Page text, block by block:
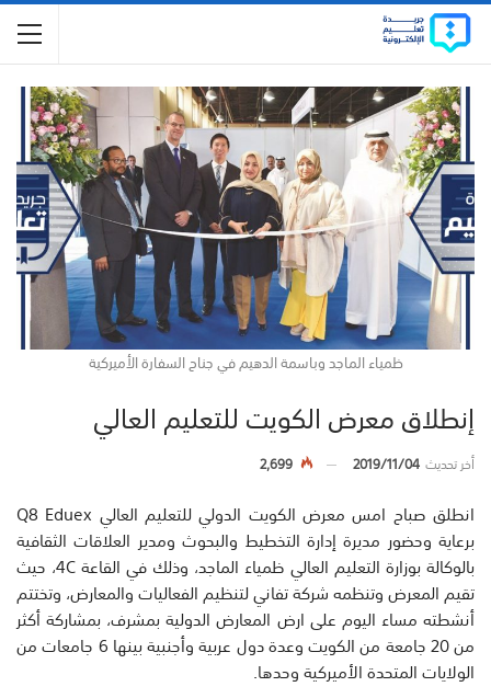
ظمياء الماجد وباسمة الدهيم في جناح السفارة الأميركية
إنطلاق معرض الكويت للتعليم العالي
أخر تحديث2019/11/04
2,699
انطلق صباح امس معرض الكويت الدولي للتعليم العالي Q8 Eduex
برعاية وحضور مديرة إدارة التخطيط والبحوث ومدير العلاقات الثقافية
بالوكالة ب‍وزارة التعليم العالي ظمياء الماجد، وذلك في القاعة 4C، حيث
تقيم المعرض وتنظمه شركة تفاني لتنظيم الفعاليات والمعارض، وتختتم
أنشطته مساء اليوم على ارض المعارض الدولية بمشرف، بمشاركة أكثر
من 20 جامعة من الكويت وعدة دول عربية وأجنبية بينها 6 جامعات من
الولايات المتحدة الأميركية وحدها.